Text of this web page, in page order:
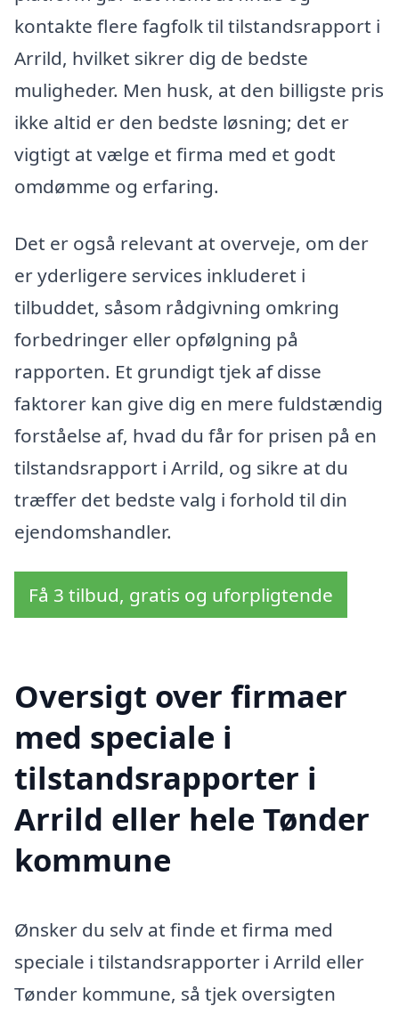
kontakte flere fagfolk til tilstandsrapport i
Arrild, hvilket sikrer dig de bedste
muligheder. Men husk, at den billigste pris
ikke altid er den bedste løsning; det er
vigtigt at vælge et firma med et godt
omdømme og erfaring.
Det er også relevant at overveje, om der
er yderligere services inkluderet i
tilbuddet, såsom rådgivning omkring
forbedringer eller opfølgning på
rapporten. Et grundigt tjek af disse
faktorer kan give dig en mere fuldstændig
forståelse af, hvad du får for prisen på en
tilstandsrapport i Arrild, og sikre at du
træffer det bedste valg i forhold til din
ejendomshandler.
Få 3 tilbud, gratis og uforpligtende
Oversigt over firmaer
med speciale i
tilstandsrapporter i
Arrild eller hele Tønder
kommune
Ønsker du selv at finde et firma med
speciale i tilstandsrapporter i Arrild eller
Tønder kommune, så tjek oversigten